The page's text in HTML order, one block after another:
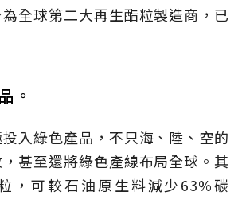
全球第二大再生酯粒製造商，已
。
入綠色產品，不只海、陸、空的
甚至還將綠色產線布局全球。其
，可較石油原生料減少63%碳